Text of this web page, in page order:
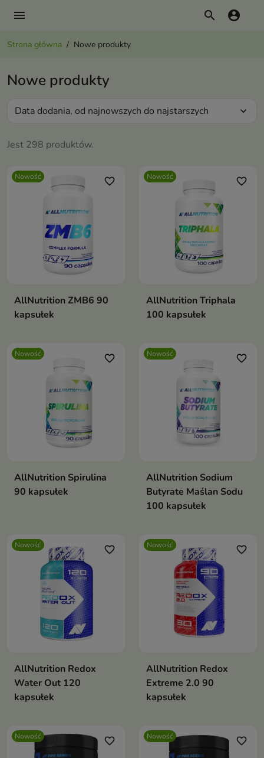
menu search account_circle
Strona główna Nowe produkty
Nowe produkty
Jest 298 produktów.
Data dodania, od najnowszych do najstarszych expand_more
Nowość favorite_border
AllNutrition ZMB6 90
kapsułek
Nowość favorite_border
AllNutrition Triphala
100 kapsułek
Nowość favorite_border
AllNutrition Spirulina
90 kapsułek
Nowość favorite_border
AllNutrition Sodium
Butyrate Maślan Sodu
100 kapsułek
Nowość favorite_border
AllNutrition Redox
Water Out 120
kapsułek
Nowość favorite_border
AllNutrition Redox
Extreme 2.0 90
kapsułek
Nowość favorite_border Nowość favorite_border